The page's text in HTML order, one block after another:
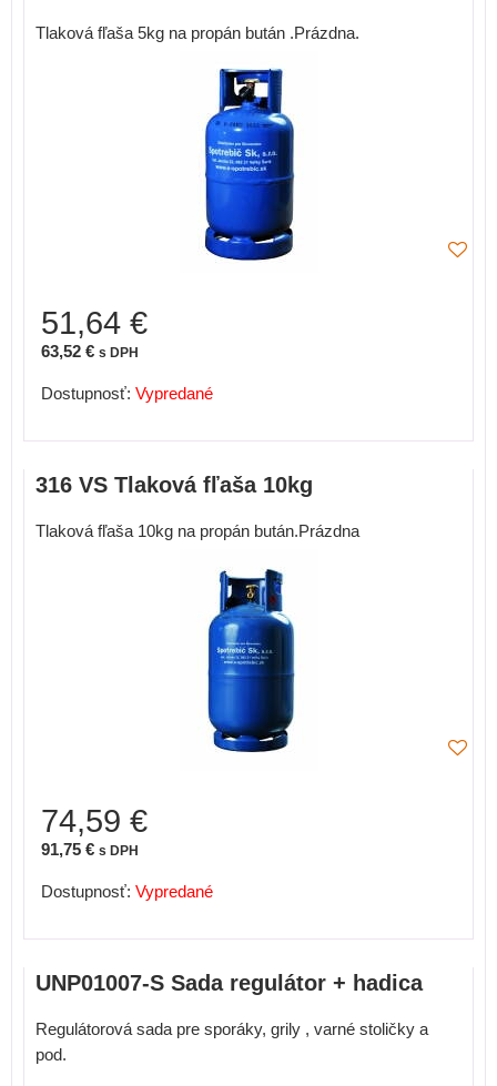
Tlaková fľaša 5kg na propán bután .Prázdna.
51,64 €
63,52 € s DPH
Dostupnosť: Vypredané
316 VS Tlaková fľaša 10kg
Tlaková fľaša 10kg na propán bután.Prázdna
74,59 €
91,75 € s DPH
Dostupnosť: Vypredané
UNP01007-S Sada regulátor + hadica
Regulátorová sada pre sporáky, grily , varné stoličky a
pod.